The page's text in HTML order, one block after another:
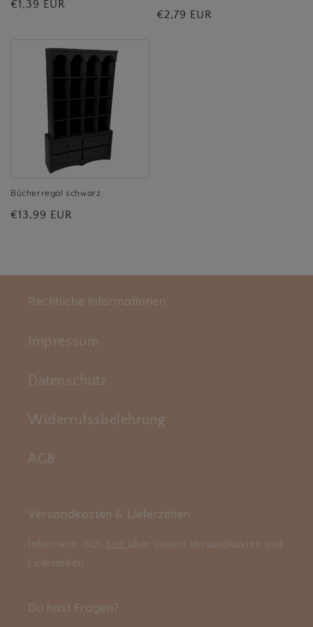
Normaler
€1,39 EUR
Normaler
€2,79 EUR
Bücherregal schwarz
Normaler
€13,99 EUR
Rechtliche Informationen
Impressum
Datenschutz
Widerrufssbelehrung
AGB
Versandkosten & Lieferzeiten
Informiere dich hier über unsere Versandkosten und
Lieferzeiten.
Du hast Fragen?